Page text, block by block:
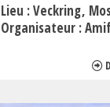
Lieu :Veckring
Organisateur :